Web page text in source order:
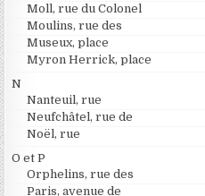
Moll, rue du Colonel
Moulins, rue des
Museux, place
Myron Herrick, place
N
Nanteuil, rue
Neufchâtel, rue de
Noël, rue
O et P
Orphelins, rue des
Paris, avenue de